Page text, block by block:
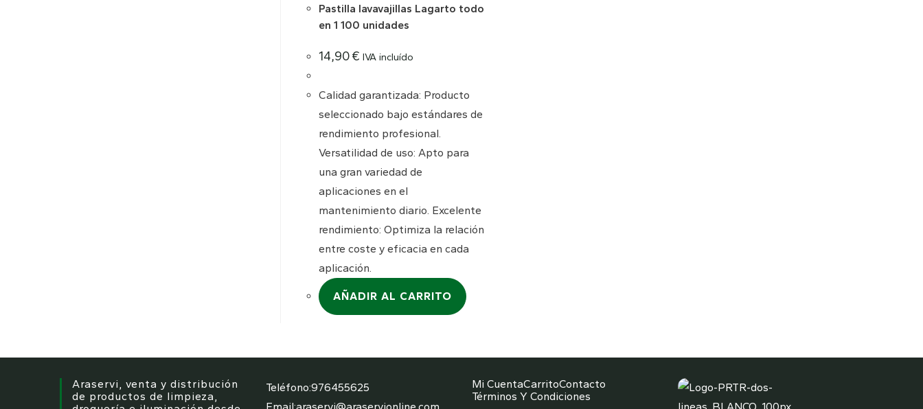
Pastilla lavavajillas Lagarto todo
en 1 100 unidades
14,90€ IVA incluído
Calidad garantizada: Producto
seleccionado bajo estándares de
rendimiento profesional.
Versatilidad de uso: Apto para
una gran variedad de
aplicaciones en el
mantenimiento diario. Excelente
rendimiento: Optimiza la relación
entre coste y eficacia en cada
aplicación.
AÑADIR AL CARRITO
Araservi, venta y distribución
de productos de limpieza,
Teléfono:976455625
abre
Mi CuentaCarritoContacto
Términos Y Condiciones